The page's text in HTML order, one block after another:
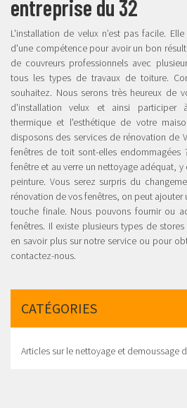
entreprise du 32
L'installation de velux n’est pas facile.
d'une compétence pour avoir un bon
de couvreurs professionnels avec
tous les types de travaux de toiture.
souhaitez. Nous serons très heureux de
d'installation velux et ainsi participer
thermique et l'esthétique de votre
disposons des services de rénovation de
fenêtres de toit sont-elles
fenêtre et au verre un nettoyage adéquat,
peinture. Vous serez surpris du
rénovation de vos fenêtres, on peut ajouter
touche finale. Nous pouvons fournir ou
fenêtres. Il existe plusieurs types de
en savoir plus sur notre service ou pour
contactez-nous.
CATÉGORIES
Articles sur le nettoyage et demoussage